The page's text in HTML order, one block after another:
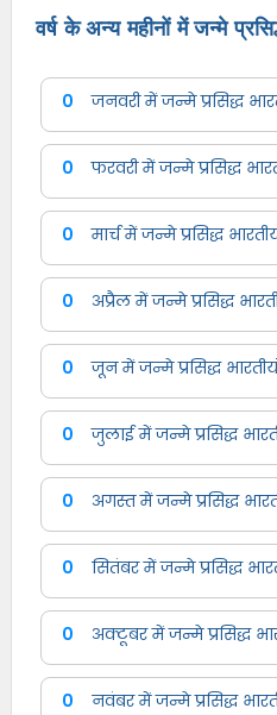
वर्ष के अन्य महीनों में जन्मे
0 जनवरी में जन्मे प्रसिद्ध
0 फरवरी में जन्मे प्रसिद्ध
0 मार्च में जन्मे प्रसिद्ध
0 अप्रैल में जन्मे प्रसिद्ध
0 जून में जन्मे प्रसिद्ध
0 जुलाई में जन्मे प्रसिद्ध
0 अगस्त में जन्मे प्रसिद्ध
0 सितंबर में जन्मे प्रसिद्ध
0 अक्टूबर में जन्मे प्रसिद्ध
0 नवंबर में जन्मे प्रसिद्ध